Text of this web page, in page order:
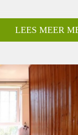
LEES MEER